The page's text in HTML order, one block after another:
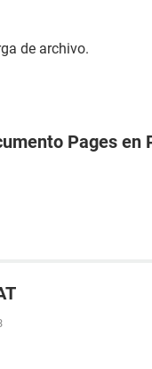
de archivo.
Pages en